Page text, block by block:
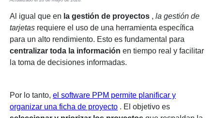
Al igual que en la gestión de proyectos , la gestión de
tarjetas requiere el uso de una herramienta específica
para un alto rendimiento. Esto es fundamental para
centralizar toda la información en tiempo real y facilitar
la toma de decisiones informadas.
Por lo tanto, el software PPM permite planificar y
organizar una ficha de proyecto . El objetivo es